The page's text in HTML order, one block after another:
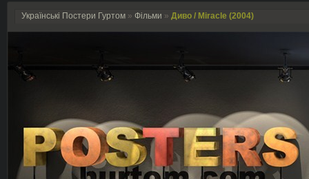
Українські Постери Гуртом » Фільми » Диво / Miracle (2004)